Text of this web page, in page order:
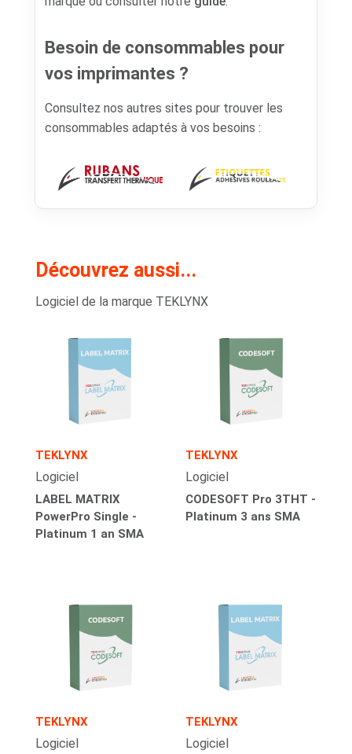
Besoin de consommables pour
vos imprimantes ?
Consultez nos autres sites pour trouver les
consommables adaptés à vos besoins :
Découvrez aussi...
Logiciel de la marque TEKLYNX
TEKLYNX
Logiciel
LABEL MATRIX
PowerPro Single -
Platinum 1 an SMA
TEKLYNX
Logiciel
CODESOFT Pro 3THT -
Platinum 3 ans SMA
TEKLYNX
Logiciel
TEKLYNX
Logiciel